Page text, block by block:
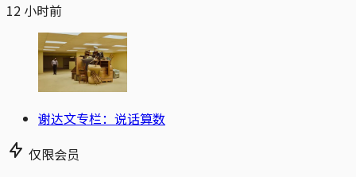
12 小时前
谢达文专栏：说话算数
仅限会员